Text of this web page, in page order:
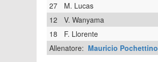
27
M. Lucas
12 V. Wanyama
18 F. Llorente
Allenatore: Mauricio Pochettino